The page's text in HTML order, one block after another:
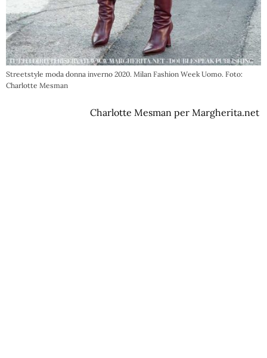
Streetstyle moda donna inverno 2020. Milan Fashion Week Uomo. Foto:
Charlotte Mesman
Charlotte Mesman per Margherita.net